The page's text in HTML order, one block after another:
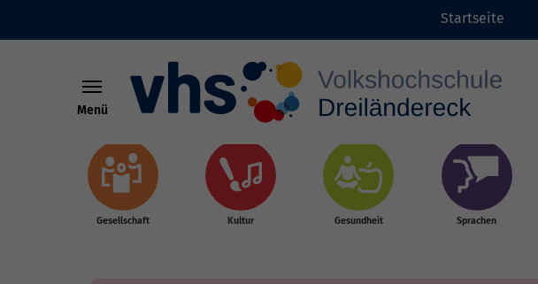
Skip to main content
Startseite
Menü
Gesellschaft Kultur Gesundheit Sprachen